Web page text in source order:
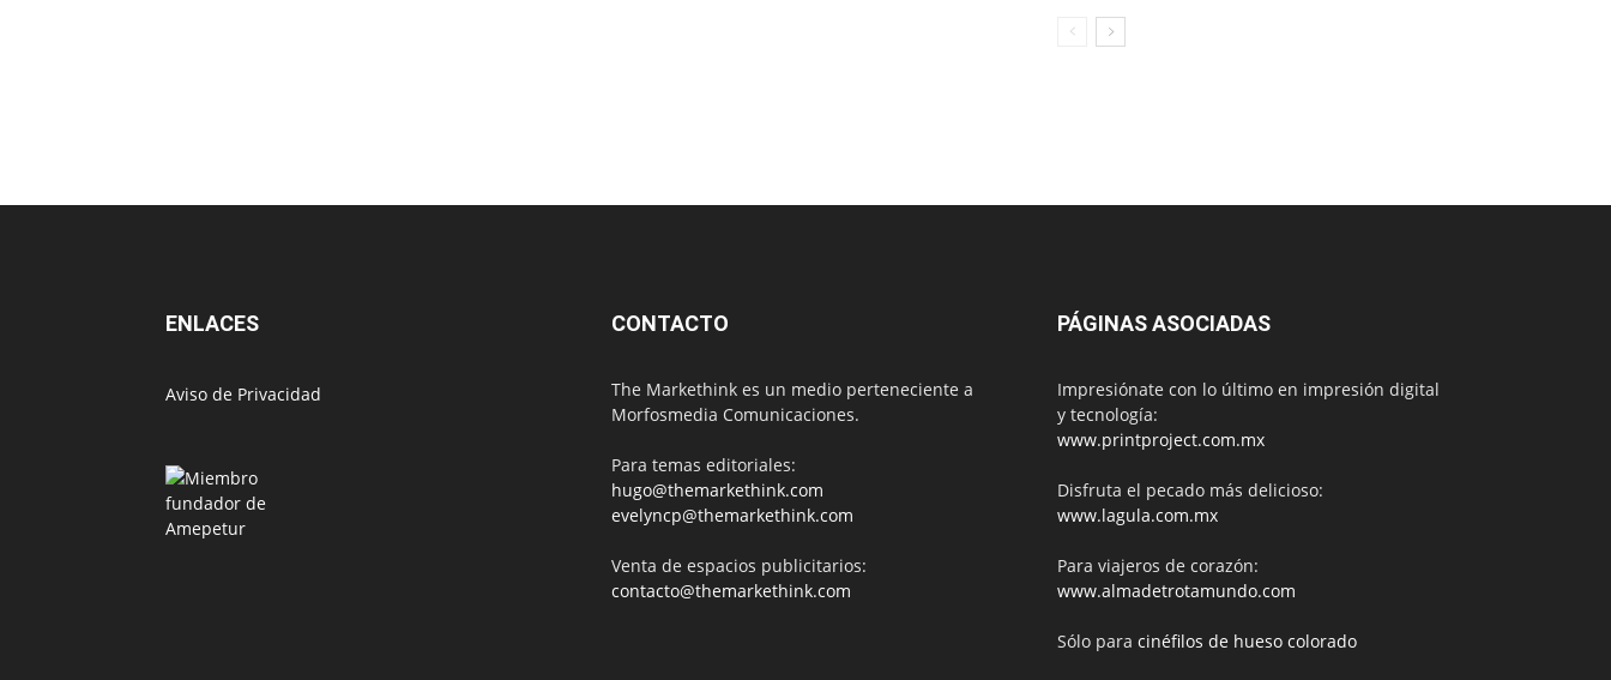
ENLACES
Aviso de Privacidad
CONTACTO
The Markethink es un medio perteneciente a
Morfosmedia Comunicaciones.
Para temas editoriales:
hugo@themarkethink.com
evelyncp@themarkethink.com
Venta de espacios publicitarios:
contacto@themarkethink.com
PÁGINAS ASOCIADAS
Impresiónate con lo último en impresión digital
y tecnología:
www.printproject.com.mx
Disfruta el pecado más delicioso:
www.lagula.com.mx
Para viajeros de corazón:
www.almadetrotamundo.com
Sólo para cinéfilos de hueso colorado